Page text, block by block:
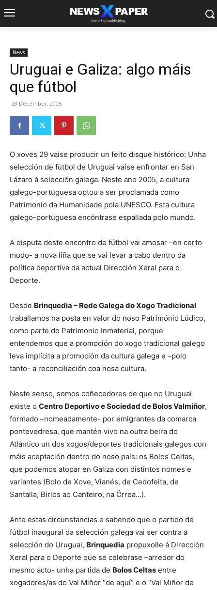
News
Uruguai e Galiza: algo máis
que fútbol
28 December, 2005
O xoves 29 vaise producir un feito disque histórico: Unha
selección de fútbol de Uruguai vaise enfrontar en San
Lázaro á selección galega. Neste ano 2005, a cultura
galego-portuguesa optou a ser proclamada como
Patrimonio da Humanidade pola UNESCO. Esta cultura
galego-portuguesa encóntrase espallada polo mundo.
A disputa deste encontro de fútbol vai amosar –en certo
modo- a nova liña que se vai levar a cabo dentro da
política deportiva da actual Dirección Xeral para o
Deporte.
Desde Brinquedia – Rede Galega do Xogo Tradicional
traballamos na posta en valor do noso Património Lúdico,
como parte do Patrimonio Inmaterial, porque
entendemos que a promoción do xogo tradicional galego
leva implícita a promoción da cultura galega e –polo
tanto- a reconciliación coa nosa cultura.
Neste senso, somos coñecedores de que no Uruguai
existe o Centro Deportivo e Sociedad de Bolos Valmiñor,
formado –nomeadamente- por emigrantes da comarca
pontevedresa, que mantén vivo na outra beira do
Atlántico un dos xogos/deportes tradicionais galegos con
máis aceptación dentro do noso país: os Bolos Celtas,
que podemos atopar en Galiza con distintos nomes e
variantes (Bolo de Xove, Vianés, de Cedofeita, de
Santalla, Birlos ao Canteiro, na Órrea…).
Ante estas circunstancias e sabendo que o partido de
fútbol inaugural da selección galega vai ser contra a
selección do Uruguai, Brinquedia propuxolle á Dirección
Xeral para o Deporte que se celebrase –arredor do
mesmo acto- unha partida de Bolos Celtas entre
xogadores/as do Val Miñor “de aquí” e o “Val Miñor de